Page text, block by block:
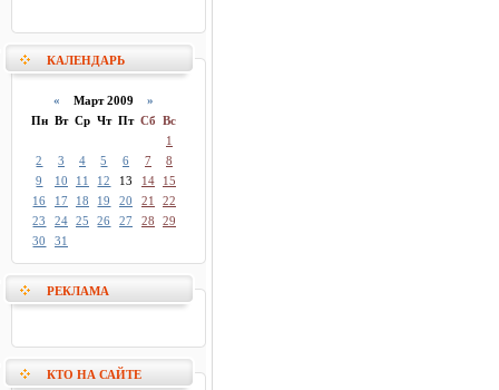
КАЛЕНДАРЬ
« Март 2009 »
Пн Вт Ср Чт Пт Сб Вс
1
2
3 4 5 6 7
8
9
10 11 12 13 14
15
16
17 18 19 20 21
22
23
24 25 26 27 28
29
30
31
РЕКЛАМА
КТО НА САЙТЕ